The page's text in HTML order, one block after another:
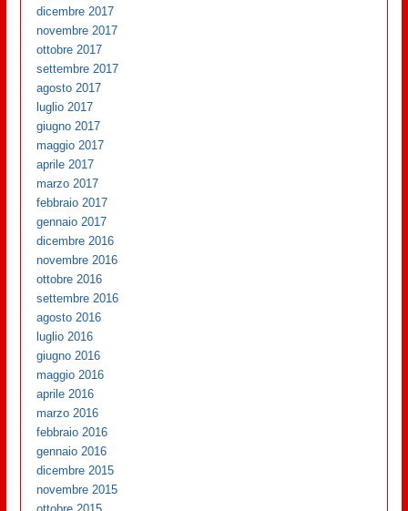
dicembre 2017
novembre 2017
ottobre 2017
settembre 2017
agosto 2017
luglio 2017
giugno 2017
maggio 2017
aprile 2017
marzo 2017
febbraio 2017
gennaio 2017
dicembre 2016
novembre 2016
ottobre 2016
settembre 2016
agosto 2016
luglio 2016
giugno 2016
maggio 2016
aprile 2016
marzo 2016
febbraio 2016
gennaio 2016
dicembre 2015
novembre 2015